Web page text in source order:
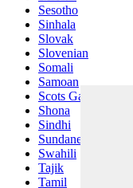
Sesotho
Sinhala
Slovak
Slovenian
Somali
Samoan
Scots Gaelic
Shona
Sindhi
Sundanese
Swahili
Tajik
Tamil